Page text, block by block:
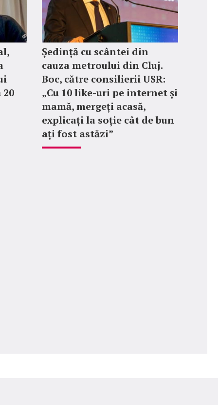
Ședință cu scântei din
cauza metroului din Cluj.
Boc, către consilierii USR:
„Cu 10 like-uri pe internet și
mamă, mergeți acasă,
explicați la soție cât de bun
ați fost astăzi”